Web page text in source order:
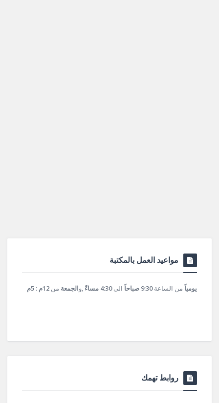
مواعيد العمل بالمكتبة
يومياً من الساعة9:30 صباحاً الى4:30 مساءً ,والجمعة من 12م : 5م
روابط تهمك